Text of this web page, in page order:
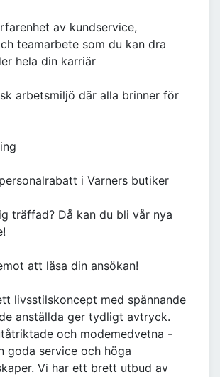
av kundservice,
teamarbete som du kan dra
hela din karriär
arbetsmiljö där alla brinner för
i Varners butiker
träffad? Då kan du bli vår nya
att läsa din ansökan!
livsstilskoncept med spännande
anställda ger tydligt avtryck.
och modemedvetna -
goda service och höga
Vi har ett brett utbud av